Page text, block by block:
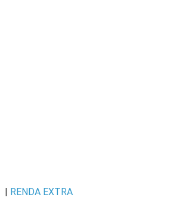
| RENDA EXTRA